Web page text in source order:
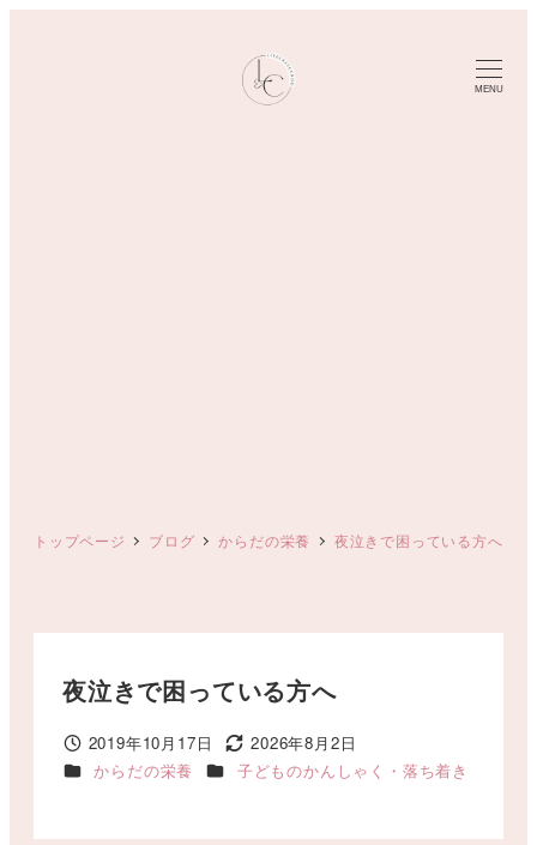
MENU
トップページ ブログ からだの栄養 夜泣きで困っている方へ
夜泣きで困っている方へ
投稿日
2019年10月17日
更新日
2026年8月2日
カテゴリー
からだの栄養 カテゴリー
子どものかんしゃく・落ち着き